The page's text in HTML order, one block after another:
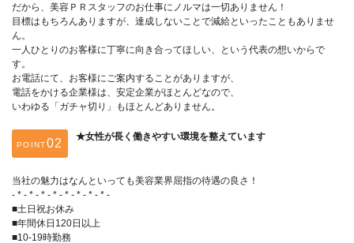
だから、美容ＰＲスタッフのお仕事にノルマは一切ありません！
目標はもちろんありますが、達成しないことで減給といったこともありませ
ん。
一人ひとりのお客様に丁寧に向き合ってほしい、という代表の想いからで
す。
お電話にて、お客様にご案内することがありますが、
電話をかける企業様は、安定企業がほとんどなので、
いわゆる「ガチャ切り」もほとんどありません。
POINT
★女性が長く働きやすい環境を整えています
当社の魅力はなんといっても美容業界屈指の待遇の良さ！
- * - * - * - * - * - * - * - * -
■土日祝お休み
■年間休日120日以上
■10-19時勤務